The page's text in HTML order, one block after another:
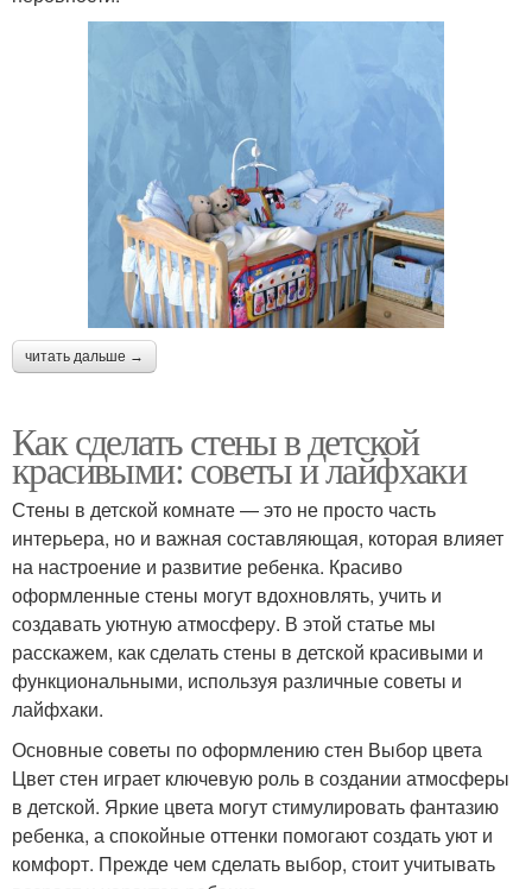
читать дальше →
Как сделать стены в детской
красивыми: советы и лайфхаки
Стены в детской комнате — это не просто часть
интерьера, но и важная составляющая, которая влияет
на настроение и развитие ребенка. Красиво
оформленные стены могут вдохновлять, учить и
создавать уютную атмосферу. В этой статье мы
расскажем, как сделать стены в детской красивыми и
функциональными, используя различные советы и
лайфхаки.
Основные советы по оформлению стен Выбор цвета
Цвет стен играет ключевую роль в создании атмосферы
в детской. Яркие цвета могут стимулировать фантазию
ребенка, а спокойные оттенки помогают создать уют и
комфорт. Прежде чем сделать выбор, стоит учитывать